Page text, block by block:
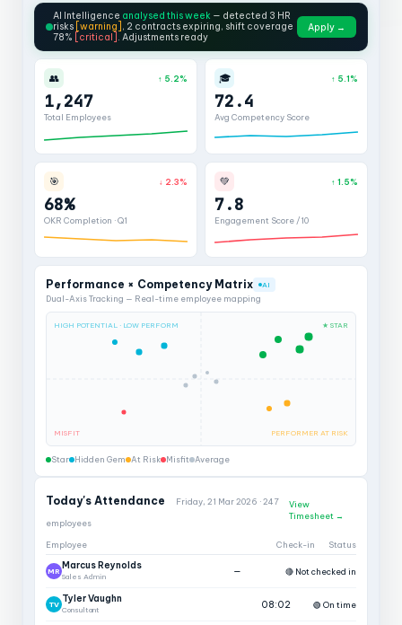
AI Intelligence analysed this week — detected 3 HR
risks [warning] , 2 contracts expiring, shift coverage
78%
[critical] . Adjustments ready
Apply →
👥 ↑ 5.2%
1,247
Total Employees
🎓 ↑ 5.1%
72.4
Avg Competency Score
🎯 ↓ 2.3%
68%
OKR Completion · Q1
💚 ↑ 1.5%
7.8
Engagement Score /10
Performance × Competency Matrix AI
Dual-Axis Tracking — Real-time employee mapping
HIGH POTENTIAL · LOW PERFORM ★ STAR
MISFIT PERFORMER AT RISK
Star Hidden Gem At Risk Misfit Average
Today's Attendance Friday, 21 Mar 2026 · 247
employees
View
Timesheet →
Employee Check-in Status
MR Marcus Reynolds
Sales Admin — 🔴 Not checked in
TV Tyler Vaughn
Consultant 08:02 🟢 On time